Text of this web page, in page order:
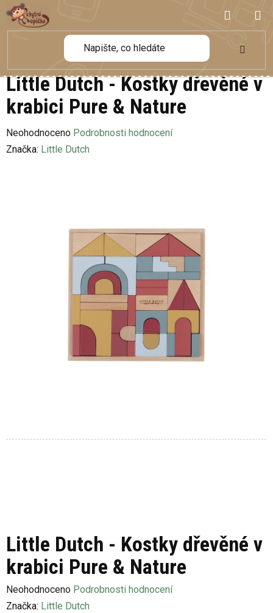
Přejít
na
obsah
KOŠÍK
Little Dutch - Kostky dřevěné v
krabici Pure & Nature
Průměrné
hodnocení
Neohodnoceno Podrobnosti hodnocení
Značka: Little Dutch
Little Dutch - Kostky dřevěné v
krabici Pure & Nature
Průměrné
hodnocení
Neohodnoceno Podrobnosti hodnocení
Značka: Little Dutch